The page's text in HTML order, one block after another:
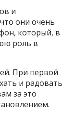
и
они очень
который, в
роль в
При первой
и радовать
за это